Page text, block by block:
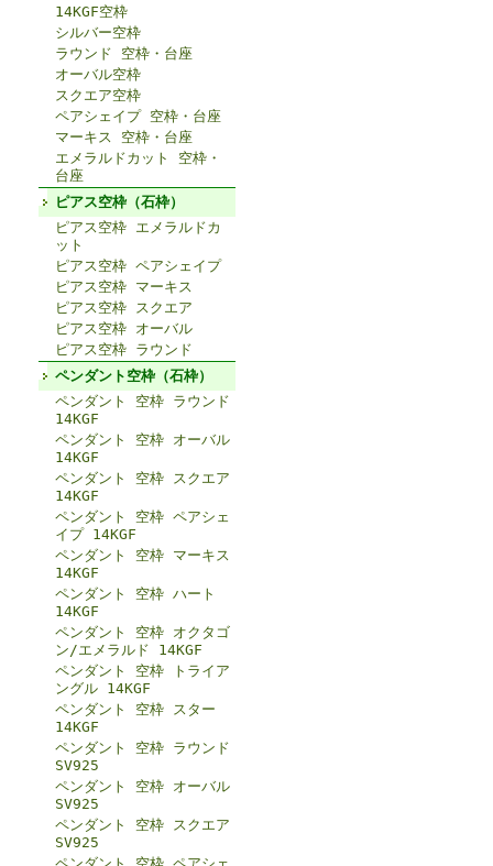
14KGF空枠
シルバー空枠
ラウンド 空枠・台座
オーバル空枠
スクエア空枠
ペアシェイプ 空枠・台座
マーキス 空枠・台座
エメラルドカット 空枠・
台座
ピアス空枠（石枠）
ピアス空枠 エメラルドカ
ット
ピアス空枠 ペアシェイプ
ピアス空枠 マーキス
ピアス空枠 スクエア
ピアス空枠 オーバル
ピアス空枠 ラウンド
ペンダント空枠（石枠）
ペンダント 空枠 ラウンド
14KGF
ペンダント 空枠 オーバル
14KGF
ペンダント 空枠 スクエア
14KGF
ペンダント 空枠 ペアシェ
イプ 14KGF
ペンダント 空枠 マーキス
14KGF
ペンダント 空枠 ハート
14KGF
ペンダント 空枠 オクタゴ
ン/エメラルド 14KGF
ペンダント 空枠 トライア
ングル 14KGF
ペンダント 空枠 スター
14KGF
ペンダント 空枠 ラウンド
SV925
ペンダント 空枠 オーバル
SV925
ペンダント 空枠 スクエア
SV925